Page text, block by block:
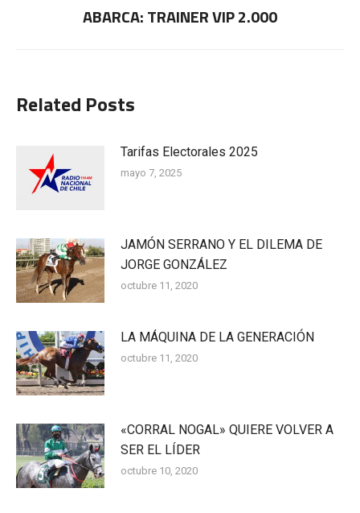
Publicación
ABARCA: TRAINER VIP 2.000
Related Posts
Tarifas Electorales 2025
mayo 7, 2025
JAMÓN SERRANO Y EL DILEMA DE
JORGE GONZÁLEZ
octubre 11, 2020
LA MÁQUINA DE LA GENERACIÓN
octubre 11, 2020
«CORRAL NOGAL» QUIERE VOLVER A
SER EL LÍDER
octubre 10, 2020